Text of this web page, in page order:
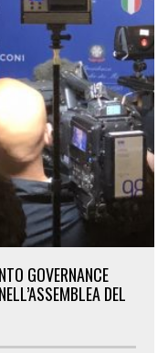
GOVERNANCE
DEL